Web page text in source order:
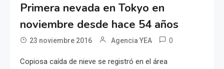
Primera nevada en Tokyo en
noviembre desde hace 54 años
23 noviembre 2016 Agencia YEA 0
Copiosa caída de nieve se registró en el área